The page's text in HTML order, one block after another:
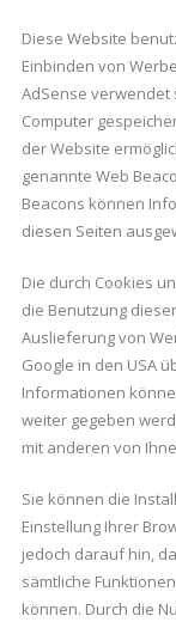
Diese Website
Einbinden von
AdSense verwendet
Computer
der Website
genannte Web
Beacons können
diesen Seiten
Die durch Cookies
die Benutzung
Auslieferung von
Google in den USA
Informationen
weiter gegeben
mit anderen von
Sie können die
Einstellung Ihrer
jedoch darauf hin,
sämtliche
können. Durch die